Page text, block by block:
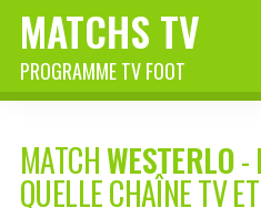
MATCHS TV
PROGRAMME TV FOOT
MATCHWESTERLO-
QUELLE CHAÎNE TV